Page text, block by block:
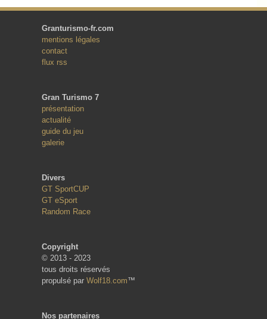
Granturismo-fr.com
mentions légales
contact
flux rss
Gran Turismo 7
présentation
actualité
guide du jeu
galerie
Divers
GT SportCUP
GT eSport
Random Race
Copyright
© 2013 - 2023
tous droits réservés
propulsé par Wolf18.com™
Nos partenaires